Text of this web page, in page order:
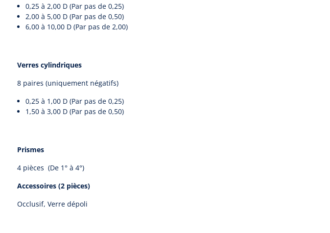
0,25 à 2,00 D (Par pas de 0,25)
2,00 à 5,00 D (Par pas de 0,50)
6,00 à 10,00 D (Par pas de 2,00)
Verres cylindriques
8 paires (uniquement négatifs)
0,25 à 1,00 D (Par pas de 0,25)
1,50 à 3,00 D (Par pas de 0,50)
Prismes
4 pièces (De 1° à 4°)
Accessoires (2 pièces)
Occlusif, Verre dépoli